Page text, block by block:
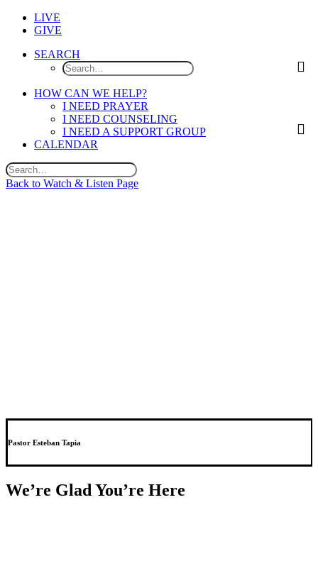
LIVE
GIVE
SEARCH
HOW CAN WE HELP?
I NEED PRAYER
I NEED COUNSELING
I NEED A SUPPORT GROUP
CALENDAR
Back to Watch & Listen Page
Pastor Esteban Tapia
We’re Glad You’re Here